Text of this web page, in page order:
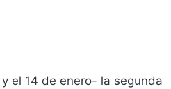
el 14 de enero- la segunda